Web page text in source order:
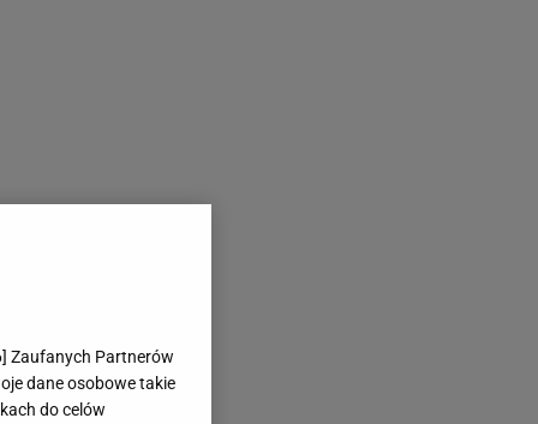
] Zaufanych Partnerów
dane osobowe takie
do celów